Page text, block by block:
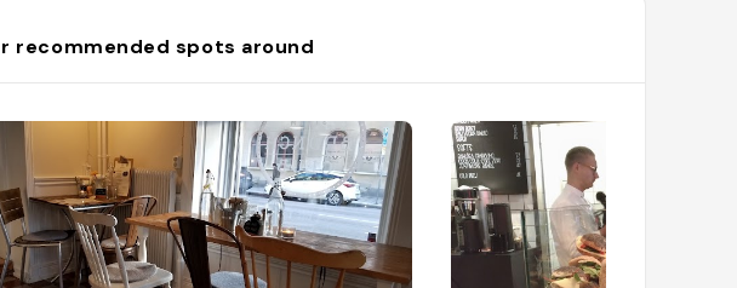
recommended spots around